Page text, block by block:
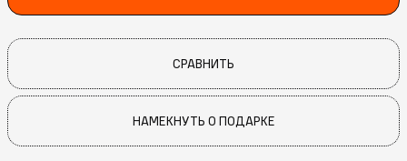
СРАВНИТЬ
НАМЕКНУТЬ О ПОДАРКЕ